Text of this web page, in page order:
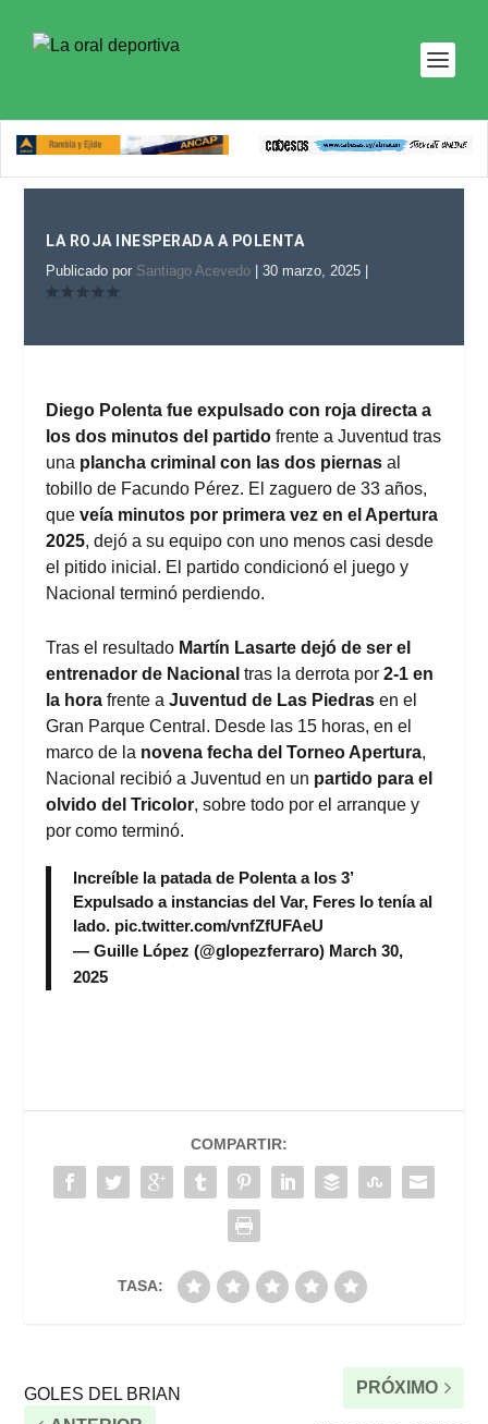
LA ROJA INESPERADA A POLENTA
Publicado por Santiago Acevedo |30 marzo, 2025
Diego Polenta fue expulsado con roja directa a
los dos minutos del partido frente a Juventud tras
una plancha criminal con las dos piernas al
tobillo de Facundo Pérez. El zaguero de 33 años,
queveía minutos por primera vez en el Apertura
2025, dejó a su equipo con uno menos casi desde
el pitido inicial. El partido condicionó el juego y
Nacional terminó perdiendo.
Tras el resultado Martín Lasarte dejó de ser el
entrenador de Nacional tras la derrota por2-1 en
la hora frente aJuventud de Las Piedras en el
Gran Parque Central. Desde las 15 horas, en el
marco de la novena fecha del Torneo Apertura,
Nacional recibió a Juventud en un partido para el
olvido del Tricolor, sobre todo por el arranque y
por como terminó.
Increíble la patada de Polenta a los 3’
Expulsado a instancias del Var, Feres lo tenía al
lado. pic.twitter.com/vnfZfUFAeU
— Guille López (@glopezferraro) March 30,
2025
COMPARTIR:
TASA:
GOLES DEL BRIAN
PRÓXIMO